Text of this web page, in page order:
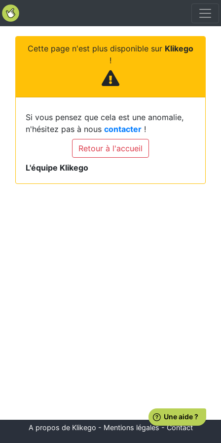
Cette page n'est plus disponible sur Klikego
!
Si vous pensez que cela est une anomalie,
n'hésitez pas à nous contacter !
Retour à l'accueil
L'équipe Klikego
A propos de Klikego - Mentions légales-Contact